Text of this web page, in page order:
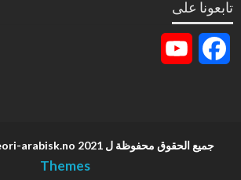
تابعونا على
Facebook
جميع الحقوق محفوظة ل teori-arabisk.no 2021
Themes